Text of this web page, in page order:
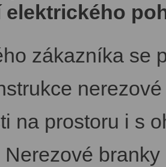
elektrického
zákazníka se
na prostoru i s
Nerezové